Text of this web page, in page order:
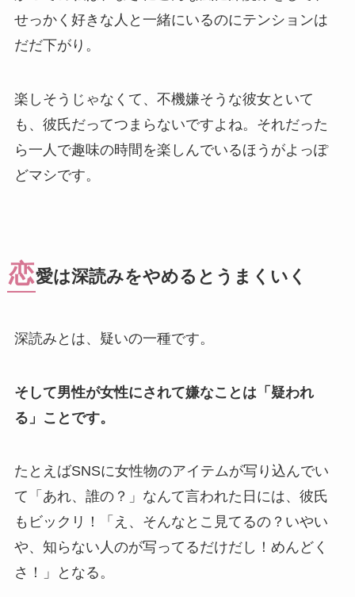
せっかく好きな人と一緒にいるのにテンションは
だだ下がり。
楽しそうじゃなくて、不機嫌そうな彼女といて
も、彼氏だってつまらないですよね。それだった
ら一人で趣味の時間を楽しんでいるほうがよっぽ
どマシです。
恋愛は深読みをやめるとうまくいく
深読みとは、疑いの一種です。
そして男性が女性にされて嫌なことは「疑われ
る」ことです。
たとえばSNSに女性物のアイテムが写り込んでい
て「あれ、誰の？」なんて言われた日には、彼氏
もビックリ！「え、そんなとこ見てるの？いやい
や、知らない人のが写ってるだけだし！めんどく
さ！」となる。